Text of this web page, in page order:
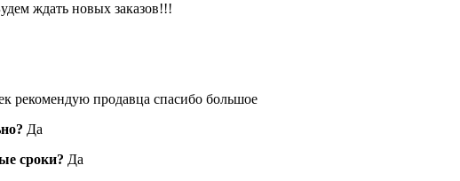
ждать новых заказов!!!
рекомендую продавца спасибо большое
Да
сроки? Да